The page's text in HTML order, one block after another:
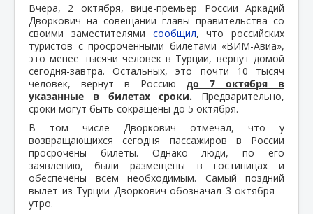
Вчера, 2 октября, вице-премьер России Аркадий
Дворкович на совещании главы правительства со
своими заместителями сообщил, что российских
туристов с просроченными билетами «ВИМ-Авиа»,
это менее тысячи человек в Турции, вернут домой
сегодня-завтра. Остальных, это почти 10 тысяч
человек, вернут в Россию до 7 октября в
указанные в билетах сроки. Предварительно,
сроки могут быть сокращены до 5 октября.
В том числе Дворкович отмечал, что у
возвращающихся сегодня пассажиров в России
просрочены билеты. Однако люди, по его
заявлению, были размещены в гостиницах и
обеспечены всем необходимым. Самый поздний
вылет из Турции Дворкович обозначал 3 октября –
утро.